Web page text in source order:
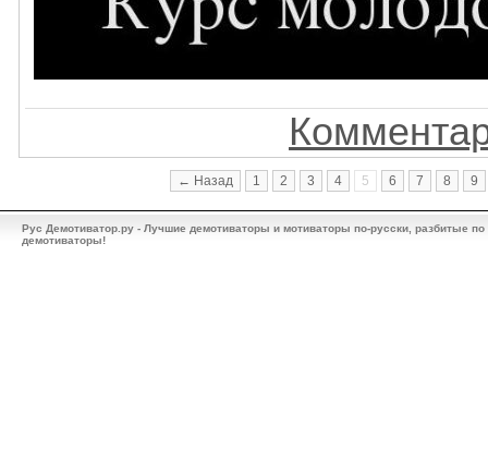
← Назад 1 2 3 4 5 6 7 8 9
Рус Демотиватор.ру - Лучшие демотиваторы и мотиваторы по-русски, разбитые
демотиваторы!